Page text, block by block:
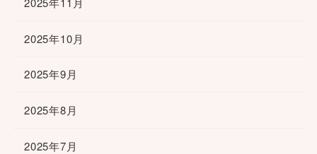
2025年10月
2025年9月
2025年8月
2025年7月